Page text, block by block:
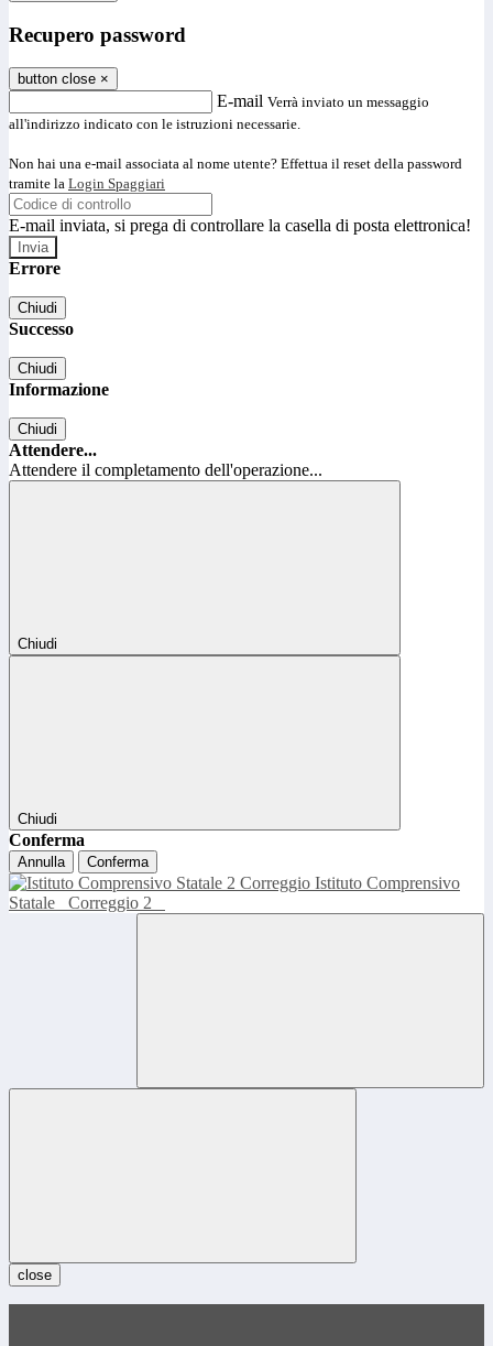
Recupero password
button close ×
E-mail Verrà inviato un messaggio
all'indirizzo indicato con le istruzioni necessarie.
Non hai una e-mail associata al nome utente? Effettua il reset della password
tramite la Login Spaggiari
E-mail inviata, si prega di controllare la casella di posta elettronica!
Errore
Chiudi
Successo
Chiudi
Informazione
Chiudi
Attendere...
Attendere il completamento dell'operazione...
Chiudi
Chiudi
Conferma
Annulla Conferma
Istituto Comprensivo
Statale
Correggio 2
close